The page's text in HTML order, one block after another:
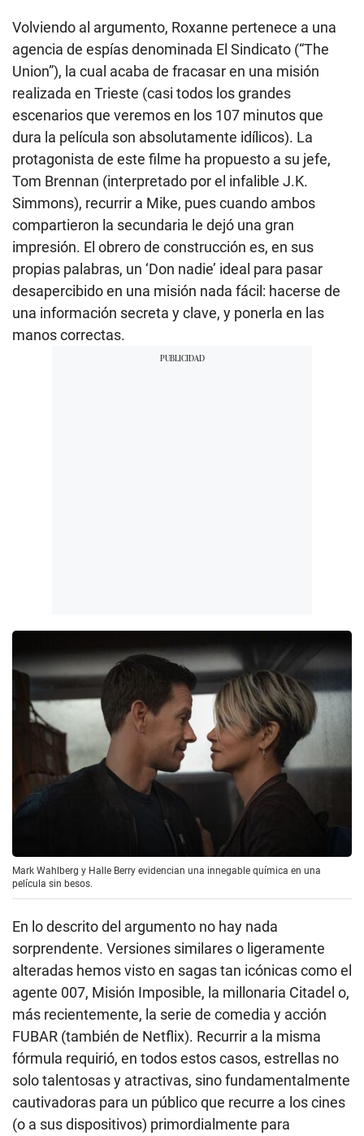
Volviendo al argumento, Roxanne pertenece a una
agencia de espías denominada El Sindicato (“The
Union”), la cual acaba de fracasar en una misión
realizada en Trieste (casi todos los grandes
escenarios que veremos en los 107 minutos que
dura la película son absolutamente idílicos). La
protagonista de este filme ha propuesto a su jefe,
Tom Brennan (interpretado por el infalible J.K.
Simmons), recurrir a Mike, pues cuando ambos
compartieron la secundaria le dejó una gran
impresión. El obrero de construcción es, en sus
propias palabras, un ‘Don nadie’ ideal para pasar
desapercibido en una misión nada fácil: hacerse de
una información secreta y clave, y ponerla en las
manos correctas.
Mark Wahlberg y Halle Berry evidencian una innegable química en una
película sin besos.
En lo descrito del argumento no hay nada
sorprendente. Versiones similares o ligeramente
alteradas hemos visto en sagas tan icónicas como el
agente 007, Misión Imposible, la millonaria Citadel o,
más recientemente, la serie de comedia y acción
FUBAR (también de Netflix). Recurrir a la misma
fórmula requirió, en todos estos casos, estrellas no
solo talentosas y atractivas, sino fundamentalmente
cautivadoras para un público que recurre a los cines
(o a sus dispositivos) primordialmente para